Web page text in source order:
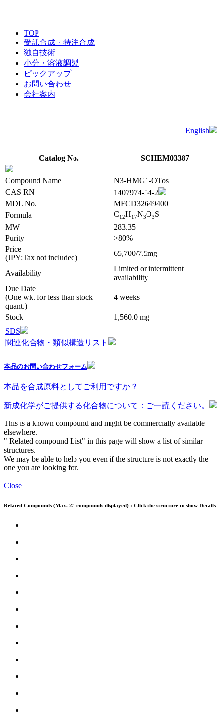
TOP
受託合成・特注合成
独自技術
小分・溶液調製
ピックアップ
お問い合わせ
会社案内
English
Catalog No. SCHEM03387
Compound Name
N3-HMG1-OTos
CAS RN
1407974-54-2
MDL No.
MFCD32649400
Formula
C12H17N3O3S
MW
283.35
Purity
>80%
Price
(JPY:Tax not included)
65,700/7.5mg
Availability
Limited or intermittent
availability
Due Date
(One wk. for less than stock
quant.)
4 weeks
Stock
1,560.0 mg
SDS
関連化合物・類似構造リスト
本品のお問い合わせフォーム
本品を合成原料としてご利用ですか？
新成化学がご提供する化合物について：ご一読ください。
This is a known compound and might be commercially available
elsewhere.
" Related compound List" in this page will show a list of similar
structures.
We may be able to help you even if the structure is not exactly the
one you are looking for.
Close
Related Compounds (Max. 25 compounds displayed) : Click the structure to show Details